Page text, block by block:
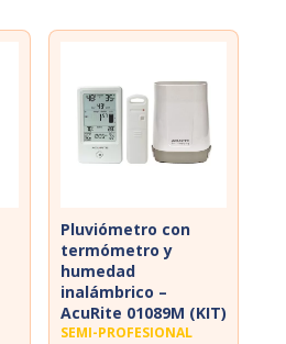
Pluviómetro con
termómetro y
humedad
inalámbrico –
AcuRite 01089M (KIT)
SEMI-PROFESIONAL